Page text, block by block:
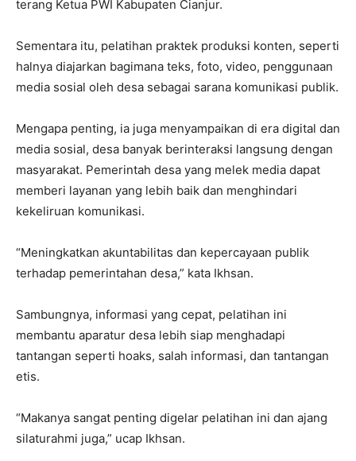
terang Ketua PWI Kabupaten Cianjur.
Sementara itu, pelatihan praktek produksi konten, seperti
halnya diajarkan bagimana teks, foto, video, penggunaan
media sosial oleh desa sebagai sarana komunikasi publik.
Mengapa penting, ia juga menyampaikan di era digital dan
media sosial, desa banyak berinteraksi langsung dengan
masyarakat. Pemerintah desa yang melek media dapat
memberi layanan yang lebih baik dan menghindari
kekeliruan komunikasi.
“Meningkatkan akuntabilitas dan kepercayaan publik
terhadap pemerintahan desa,” kata Ikhsan.
Sambungnya, informasi yang cepat, pelatihan ini
membantu aparatur desa lebih siap menghadapi
tantangan seperti hoaks, salah informasi, dan tantangan
etis.
“Makanya sangat penting digelar pelatihan ini dan ajang
silaturahmi juga,” ucap Ikhsan.